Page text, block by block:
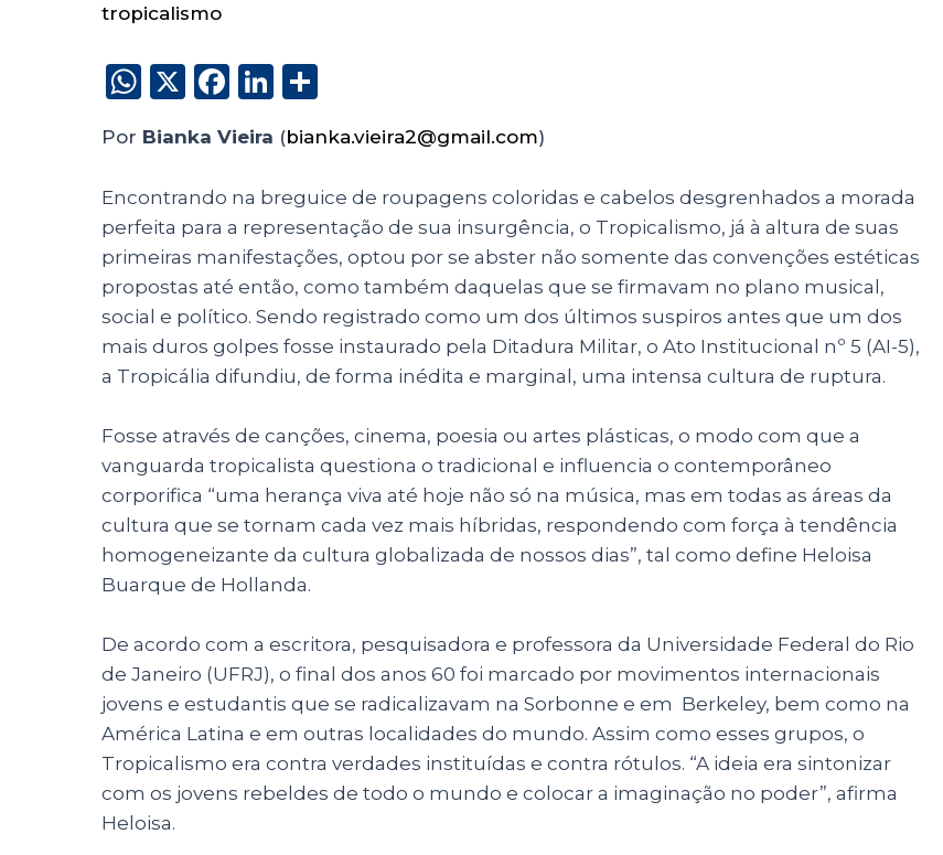
tropicalismo
W
a
ts
A
p
p
X
F
c
e
b
o
o
k
Li
k
e
dI
n
a
re
Por Bianka Vieira (bianka.vieira2@gmail.com)
Encontrando na breguice de roupagens coloridas e cabelos desgrenhados a morada
perfeita para a representação de sua insurgência, o Tropicalismo, já à altura de suas
primeiras manifestações, optou por se abster não somente das convenções estéticas
propostas até então, como também daquelas que se firmavam no plano musical,
social e político. Sendo registrado como um dos últimos suspiros antes que um dos
mais duros golpes fosse instaurado pela Ditadura Militar, o Ato Institucional nº 5 (AI-5),
a Tropicália difundiu, de forma inédita e marginal, uma intensa cultura de ruptura.
Fosse através de canções, cinema, poesia ou artes plásticas, o modo com que a
vanguarda tropicalista questiona o tradicional e influencia o contemporâneo
corporifica “uma herança viva até hoje não só na música, mas em todas as áreas da
cultura que se tornam cada vez mais híbridas, respondendo com força à tendência
homogeneizante da cultura globalizada de nossos dias”, tal como define Heloisa
Buarque de Hollanda.
De acordo com a escritora, pesquisadora e professora da Universidade Federal do Rio
de Janeiro (UFRJ), o final dos anos 60 foi marcado por movimentos internacionais
jovens e estudantis que se radicalizavam na Sorbonne e em Berkeley, bem como na
América Latina e em outras localidades do mundo. Assim como esses grupos, o
Tropicalismo era contra verdades instituídas e contra rótulos. “A ideia era sintonizar
com os jovens rebeldes de todo o mundo e colocar a imaginação no poder”, afirma
Heloisa.